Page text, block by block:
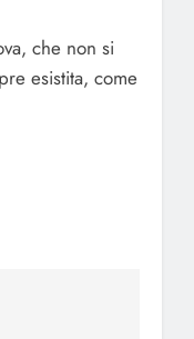
che non si
esistita, come